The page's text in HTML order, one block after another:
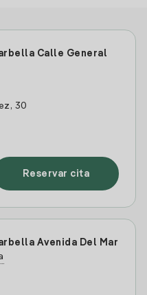
Calle General
30
Reservar cita
Avenida Del Mar